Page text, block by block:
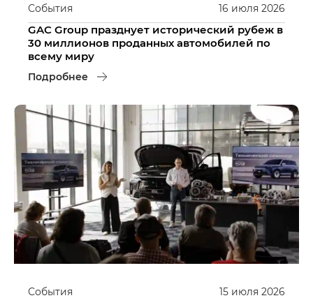
16 июля 2026
События
GAC Group празднует исторический рубеж в
30 миллионов проданных автомобилей по
всему миру
Подробнее
15 июля 2026
События